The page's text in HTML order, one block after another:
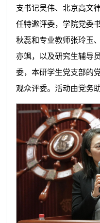
支书记吴伟、北京高文
任特邀评委，学院党委
秋蕊和专业教师张玲玉
亦飒，以及研究生辅导
委，本研学生党支部的
观众评委。活动由党务